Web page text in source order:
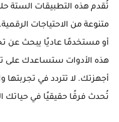
تُقدم هذه التطبيقات الستة
متنوعة من الاحتياجات
أو مستخدمًا عاديًا يبحث عن
هذه الأدوات ستساعدك على
أجهزتك. لا تتردد في
تُحدث فرقًا حقيقيًا في حياتك